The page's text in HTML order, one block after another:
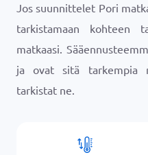
Jos suunnittelet Pori
tarkistamaan kohteen
matkaasi.
ja ovat sitä tarkempia
tarkistat ne.